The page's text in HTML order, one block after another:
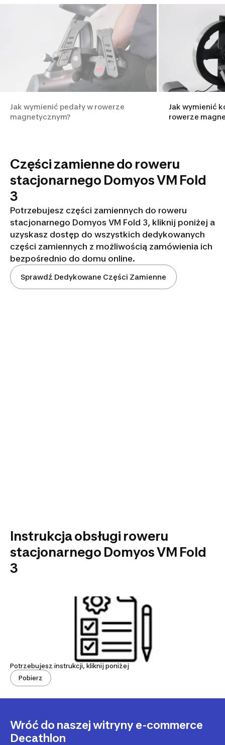
Jak wymienić pedały w rowerze
magnetycznym?
Jak wymienić
rowerze
Części zamienne do roweru
stacjonarnego Domyos VM Fold
3
Potrzebujesz części zamiennych do roweru
stacjonarnego Domyos VM Fold 3, kliknij poniżej a
uzyskasz dostęp do wszystkich dedykowanych
części zamiennych z możliwością zamówienia ich
bezpośrednio do domu online.
Sprawdź Dedykowane Części Zamienne
Instrukcja obsługi roweru
stacjonarnego Domyos VM Fold
3
Potrzebujesz instrukcji, kliknij poniżej
Pobierz
Wróć do naszej witryny e-commerce
Decathlon